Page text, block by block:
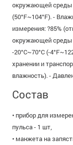
окружающей среды
(50°F~104°F). -
измерения: ?85%
окружающей среды
-20°C~70°C (-
хранении и
влажность). -
Состав
• прибор для
пульса - 1 шт,
• манжета на